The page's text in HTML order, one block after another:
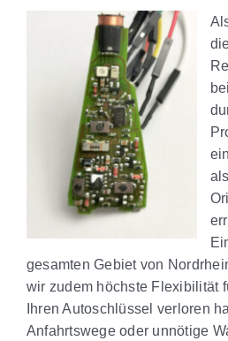
gesamten Gebiet von
wir zudem höchste Flexibilität
Ihren Autoschlüssel verloren
Anfahrtswege oder unnötige